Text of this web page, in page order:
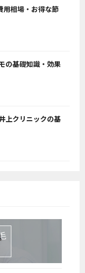
用相場・お得な節
の基礎知識・効果
上クリニックの基